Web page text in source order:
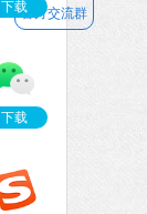
下载
下载
官方交流群